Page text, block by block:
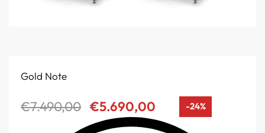
Gold Note
€7.490,00 €5.690,00 -24%